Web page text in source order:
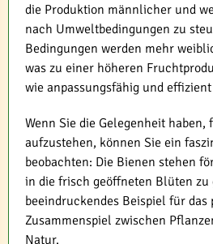
die Produktion männlicher und
nach Umweltbedingungen zu
Bedingungen werden mehr
was zu einer höheren
wie anpassungsfähig und
Wenn Sie die Gelegenheit haben,
aufzustehen, können Sie ein
beobachten: Die Bienen stehen
in die frisch geöffneten Blüten zu
beeindruckendes Beispiel für das
Zusammenspiel zwischen
Natur.